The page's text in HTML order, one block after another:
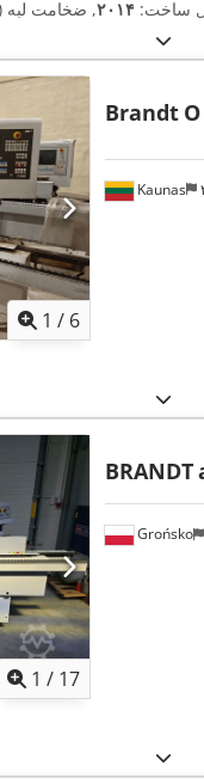
1/ 6
Kaunas
1/17
Grońsko